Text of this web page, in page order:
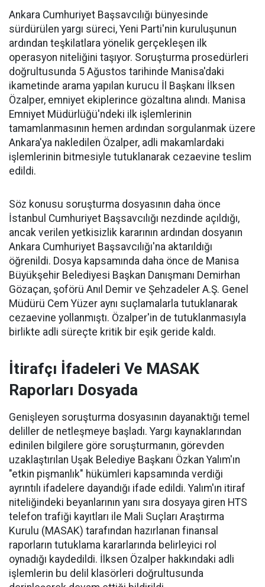
Ankara Cumhuriyet Başsavcılığı bünyesinde
sürdürülen yargı süreci, Yeni Parti'nin kuruluşunun
ardından teşkilatlara yönelik gerçekleşen ilk
operasyon niteliğini taşıyor. Soruşturma prosedürleri
doğrultusunda 5 Ağustos tarihinde Manisa'daki
ikametinde arama yapılan kurucu İl Başkanı İlksen
Özalper, emniyet ekiplerince gözaltına alındı. Manisa
Emniyet Müdürlüğü'ndeki ilk işlemlerinin
tamamlanmasının hemen ardından sorgulanmak üzere
Ankara'ya nakledilen Özalper, adli makamlardaki
işlemlerinin bitmesiyle tutuklanarak cezaevine teslim
edildi.
Söz konusu soruşturma dosyasının daha önce
İstanbul Cumhuriyet Başsavcılığı nezdinde açıldığı,
ancak verilen yetkisizlik kararının ardından dosyanın
Ankara Cumhuriyet Başsavcılığı'na aktarıldığı
öğrenildi. Dosya kapsamında daha önce de Manisa
Büyükşehir Belediyesi Başkan Danışmanı Demirhan
Gözaçan, şoförü Anıl Demir ve Şehzadeler A.Ş. Genel
Müdürü Cem Yüzer aynı suçlamalarla tutuklanarak
cezaevine yollanmıştı. Özalper'in de tutuklanmasıyla
birlikte adli süreçte kritik bir eşik geride kaldı.
İtirafçı İfadeleri Ve MASAK
Raporları Dosyada
Genişleyen soruşturma dosyasının dayanaktığı temel
deliller de netleşmeye başladı. Yargı kaynaklarından
edinilen bilgilere göre soruşturmanın, görevden
uzaklaştırılan Uşak Belediye Başkanı Özkan Yalım'ın
"etkin pişmanlık" hükümleri kapsamında verdiği
ayrıntılı ifadelere dayandığı ifade edildi. Yalım'ın itiraf
niteliğindeki beyanlarının yanı sıra dosyaya giren HTS
telefon trafiği kayıtları ile Mali Suçları Araştırma
Kurulu (MASAK) tarafından hazırlanan finansal
raporların tutuklama kararlarında belirleyici rol
oynadığı kaydedildi. İlksen Özalper hakkındaki adli
işlemlerin bu delil klasörleri doğrultusunda